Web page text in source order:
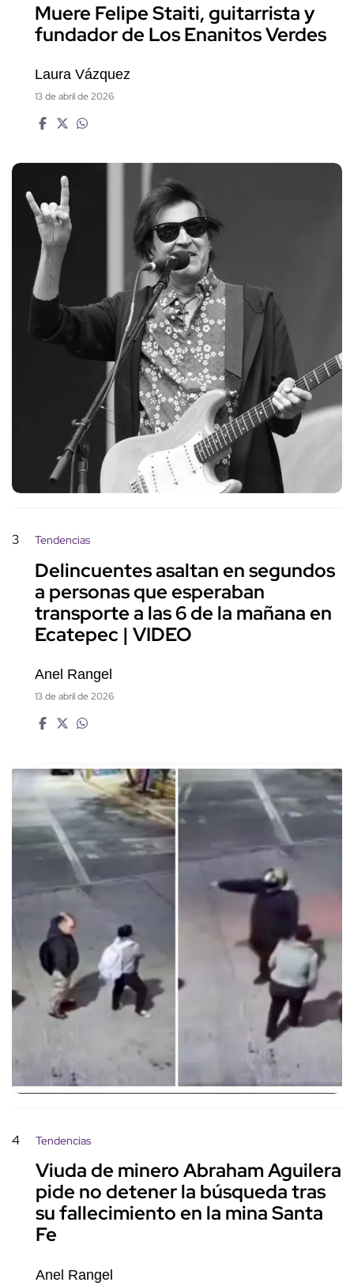
Muere Felipe Staiti, guitarrista y
fundador de Los Enanitos Verdes
Laura Vázquez
13 de abril de 2026
3 Tendencias
Delincuentes asaltan en segundos
a personas que esperaban
transporte a las 6 de la mañana en
Ecatepec | VIDEO
Anel Rangel
13 de abril de 2026
4 Tendencias
Viuda de minero Abraham Aguilera
pide no detener la búsqueda tras
su fallecimiento en la mina Santa
Fe
Anel Rangel